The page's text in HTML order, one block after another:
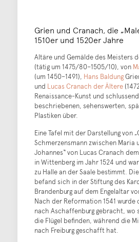
Grien und Cranach, die
1510er und 1520er Jahre
Altäre und Gemälde des Meisters
(tätig um 1475/80–1505/10), von
(um 1450–1491), Hans Baldung
und Lucas Cranach der Ältere
Renaissance-Kunst und
beschriebenen, sehenswerten,
Plastiken über.
Eine Tafel mit der Darstellung von
Schmerzensmann zwischen Maria
Johannes“ von Lucas Cranach
in Wittenberg im Jahr 1524 und
zu Halle an der Saale bestimmt.
befand sich in der Stiftung des
Brandenburg auf dem Engelaltar
Nach der Reformation 1541 wurde
nach Aschaffenburg gebracht, wo
die Flügel befinden, während die
nach Freiburg geschafft hat.